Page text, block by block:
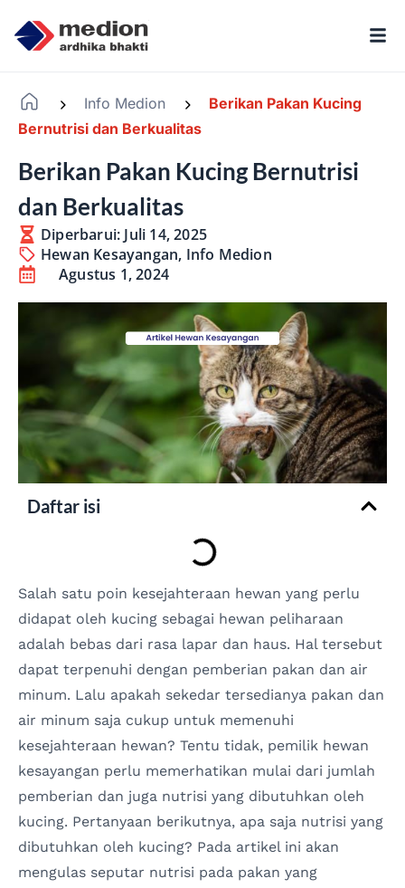
Info Medion
Berikan Pakan Kucing
Bernutrisi dan Berkualitas
Berikan Pakan Kucing Bernutrisi
dan Berkualitas
Diperbarui: Juli 14, 2025
Hewan Kesayangan, Info Medion
Agustus 1, 2024
Daftar isi
Salah satu poin kesejahteraan hewan yang perlu
didapat oleh kucing sebagai hewan peliharaan
adalah bebas dari rasa lapar dan haus. Hal tersebut
dapat terpenuhi dengan pemberian pakan dan air
minum. Lalu apakah sekedar tersedianya pakan dan
air minum saja cukup untuk memenuhi
kesejahteraan hewan? Tentu tidak, pemilik hewan
kesayangan perlu memerhatikan mulai dari jumlah
pemberian dan juga nutrisi yang dibutuhkan oleh
kucing. Pertanyaan berikutnya, apa saja nutrisi yang
dibutuhkan oleh kucing? Pada artikel ini akan
mengulas seputar nutrisi pada pakan yang